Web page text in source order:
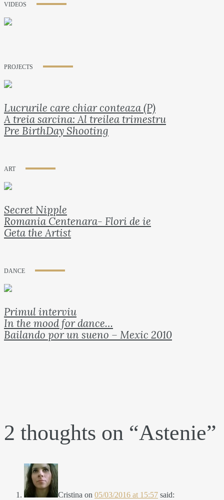
VIDEOS
PROJECTS
Lucrurile care chiar conteaza (P)
A treia sarcina: Al treilea trimestru
Pre BirthDay Shooting
ART
Secret Nipple
Romania Centenara- Flori de ie
Geta the Artist
DANCE
Primul interviu
In the mood for dance…
Bailando por un sueno – Mexic 2010
2 thoughts on “Astenie”
Cristina on 05/03/2016 at 15:57 said: